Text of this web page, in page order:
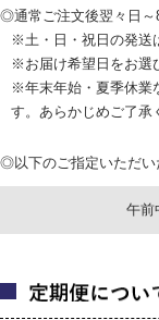
◎通常ご注文後翌々日～
※土・日・祝日の発送
※お届け希望日をお選
※年末年始・夏季休業
す。あらかじめご了承
◎以下のご指定いただい
午前